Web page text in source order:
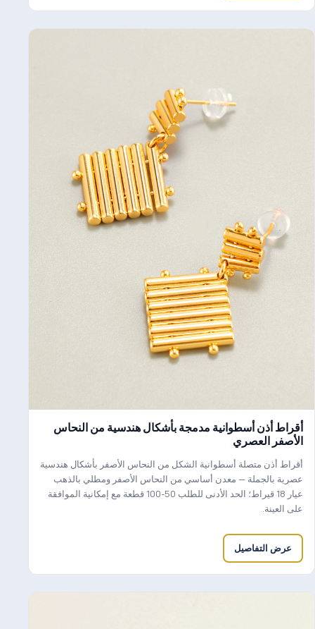
أقراط أذن أسطوانية مدمجة بأشكال هندسية من النحاس
الأصفر العصري
أقراط أذن متصلة أسطوانية الشكل من النحاس الأصفر بأشكال هندسية
عصرية بالجملة — معدن أساسي من النحاس الأصفر ومطلي بالذهب
عيار 18 قيراط؛ الحد الأدنى للطلب 50-100 قطعة مع إمكانية الموافقة
على العينة.
عرض التفاصيل